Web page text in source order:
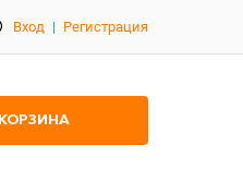
Вход | Регистрация
КОРЗИНА